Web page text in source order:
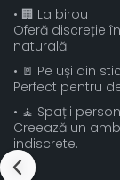
• 🏢 La birou
Oferă discreție
naturală.
• 🚪 Pe uși din
Perfect pentru
• 🧘 Spații
Creează un
indiscrete.